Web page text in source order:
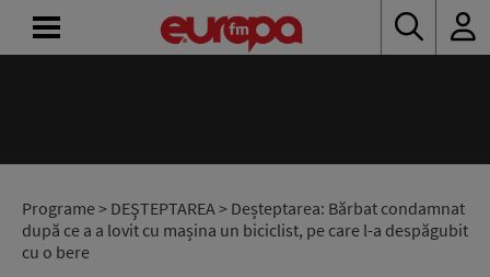
Programe> DEŞTEPTAREA> Deșteptarea: Bărbat condamnat
după ce a a lovit cu mașina un biciclist, pe care l-a despăgubit
cu o bere
RADIO
CONCURSURI